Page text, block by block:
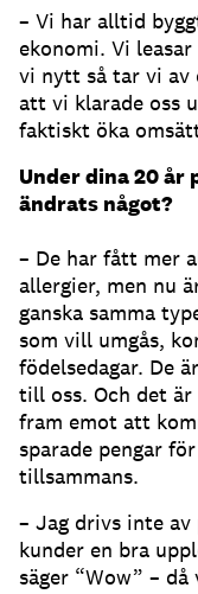
– Vi har alltid
ekonomi. Vi
vi nytt så tar vi av
att vi klarade oss
faktiskt öka
Under dina 20 år
ändrats något?
– De har fått mer
allergier, men nu
ganska samma
som vill umgås,
födelsedagar. De
till oss. Och det
fram emot att
sparade pengar
tillsammans.
– Jag drivs inte av
kunder en bra
säger “Wow” –